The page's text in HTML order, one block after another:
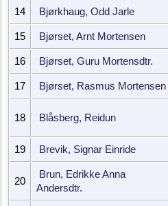
14 Bjørkhaug, Odd Jarle
15 Bjørset, Arnt Mortensen
16 Bjørset, Guru Mortensdtr.
17 Bjørset, Rasmus Mortensen
18 Blåsberg, Reidun
19 Brevik, Signar Einride
20
Brun, Edrikke Anna
Andersdtr.